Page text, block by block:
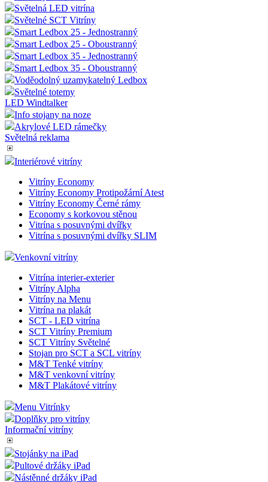
Světelná LED vitrína
Světelné SCT Vitríny
Smart Ledbox 25 - Jednostranný
Smart Ledbox 25 - Oboustranný
Smart Ledbox 35 - Jednostranný
Smart Ledbox 35 - Oboustranný
Voděodolný uzamykatelný Ledbox
Světelné totemy
LED Windtalker
Info stojany na noze
Akrylové LED rámečky
Světelná reklama
Interiérové vitríny
Vitríny Economy
Vitríny Economy Protipožární Atest
Vitríny Economy Černé rámy
Economy s korkovou stěnou
Vitrína s posuvnými dvířky
Vitrína s posuvnými dvířky SLIM
Venkovní vitríny
Vitrína interier-exterier
Vitríny Alpha
Vitríny na Menu
Vitrína na plakát
SCT - LED vitrína
SCT Vitríny Premium
SCT Vitríny Světelné
Stojan pro SCT a SCL vitríny
M&T Tenké vitríny
M&T venkovní vitríny
M&T Plakátové vitríny
Menu Vitrínky
Doplňky pro vitríny
Informační vitríny
Stojánky na iPad
Pultové držáky iPad
Nástěnné držáky iPad